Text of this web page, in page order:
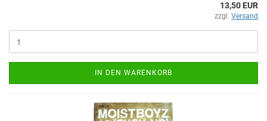
13,50 EUR
zzgl. Versand
IN DEN WARENKORB